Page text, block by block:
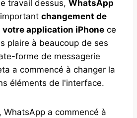
travail dessus, WhatsApp
changement de
application iPhone ce
plaire à beaucoup de ses
forme de messagerie
a commencé à changer la
éléments de l'interface.
WhatsApp a commencé à